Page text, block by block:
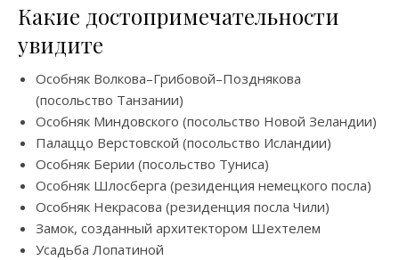
Какие достопримечательности
увидите
Особняк Волкова–Грибовой–Позднякова
(посольство Танзании)
Особняк Миндовского (посольство Новой Зеландии)
Палаццо Верстовской (посольство Исландии)
Особняк Берии (посольство Туниса)
Особняк Шлосберга (резиденция немецкого посла)
Особняк Некрасова (резиденция посла Чили)
Замок, созданный архитектором Шехтелем
Усадьба Лопатиной